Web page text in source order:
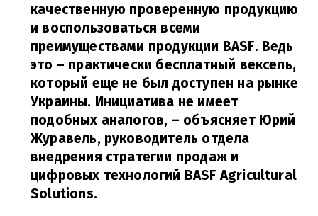
качественную проверенную продукцию
и воспользоваться всеми
преимуществами продукции BASF. Ведь
это – практически бесплатный вексель,
который еще не был доступен на рынке
Украины. Инициатива не имеет
подобных аналогов, – объясняет Юрий
Журавель, руководитель отдела
внедрения стратегии продаж и
цифровых технологий BASF Agricultural
Solutions.